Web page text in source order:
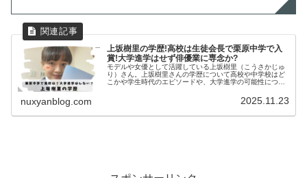
上坂樹里の学歴!高校は生徒会長で栗原中学で入
賞!大学進学はせず俳優業に専念か?
モデルや女優として活躍している上坂樹里（こうさかじゅ
り）さん。上坂樹里さんの学歴について高校や中学校はど
こかや学生時代のエピソードや、大学進学の可能性につい
nuxyanblog.com 2025.11.23